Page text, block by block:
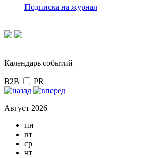
Подписка на журнал
Календарь событий
B2B PR
Август 2026
пн
вт
ср
чт